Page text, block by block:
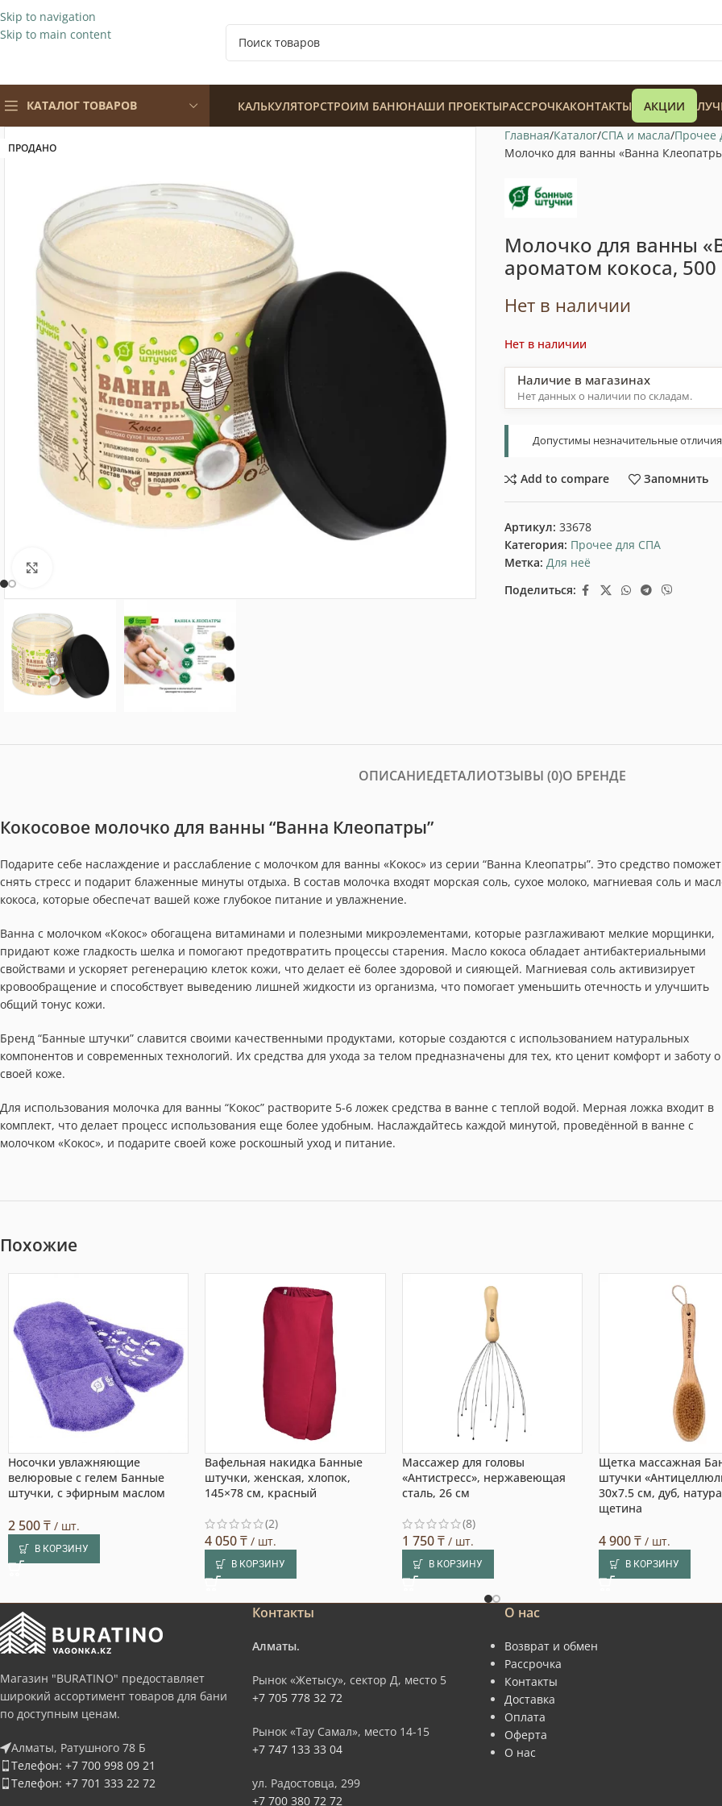
Skip to navigation
Skip to main content
КАТАЛОГ ТОВАРОВ
128 900₸
КАЛЬКУЛЯТОРСТРОИМ БАНЮНАШИ ПРОЕКТЫРАССРОЧКАКОНТАКТЫ АКЦИИ
ПРОДАНО
Главная Каталог СПА и масла Прочее
Молочко для ванны «Ванна
Молочко для ванны
ароматом кокоса, 500
Нет в наличии
Нет в наличии
Наличие в магазинах
Нет данных о наличии по складам.
Допустимы незначительные
Add to compare Запомнить
Артикул: 33678
Категория: Прочее для СПА
Метка: Для неё
Поделиться:
ОПИСАНИЕДЕТАЛИОТЗЫВЫ (0)О БРЕНДЕ
Кокосовое молочко для ванны “Ванна Клеопатры”
Подарите себе наслаждение и расслабление с молочком для ванны «Кокос» из серии “Ванна Клеопатры”. Это средство поможет
снять стресс и подарит блаженные минуты отдыха. В состав молочка входят морская соль, сухое молоко, магниевая соль и
кокоса, которые обеспечат вашей коже глубокое питание и увлажнение.
Ванна с молочком «Кокос» обогащена витаминами и полезными микроэлементами, которые разглаживают мелкие морщинки,
придают коже гладкость шелка и помогают предотвратить процессы старения. Масло кокоса обладает антибактериальными
свойствами и ускоряет регенерацию клеток кожи, что делает её более здоровой и сияющей. Магниевая соль активизирует
кровообращение и способствует выведению лишней жидкости из организма, что помогает уменьшить отечность и улучшить
общий тонус кожи.
Бренд “Банные штучки” славится своими качественными продуктами, которые создаются с использованием натуральных
компонентов и современных технологий. Их средства для ухода за телом предназначены для тех, кто ценит комфорт и заботу о
своей коже.
Для использования молочка для ванны “Кокос” растворите 5-6 ложек средства в ванне с теплой водой. Мерная ложка входит в
комплект, что делает процесс использования еще более удобным. Наслаждайтесь каждой минутой, проведённой в ванне с
молочком «Кокос», и подарите своей коже роскошный уход и питание.
Похожие
Носочки увлажняющие
велюровые с гелем Банные
штучки, с эфирным маслом
2 500₸ / шт.
В КОРЗИНУ
Вафельная накидка Банные
штучки, женская, хлопок,
145×78 см, красный
(2)
4 050₸ / шт.
В КОРЗИНУ
Массажер для головы
«Антистресс», нержавеющая
сталь, 26 см
(8)
1 750₸/ шт.
В КОРЗИНУ
Щетка массажная
штучки
30х7.5 см, дуб,
щетина
4 900₸ / шт.
В КОРЗИНУ
Магазин "BURATINO" предоставляет
широкий ассортимент товаров для бани
по доступным ценам.
Алматы, Ратушного 78 Б
Телефон: +7 700 998 09 21
Телефон: +7 701 333 22 72
Контакты
Алматы.
Рынок «Жетысу», сектор Д, место 5
+7 705 778 32 72
Рынок «Тау Самал», место 14-15
+7 747 133 33 04
ул. Радостовца, 299
+7 700 380 72 72
О нас
Возврат и обмен
Рассрочка
Контакты
Доставка
Оплата
Оферта
О нас